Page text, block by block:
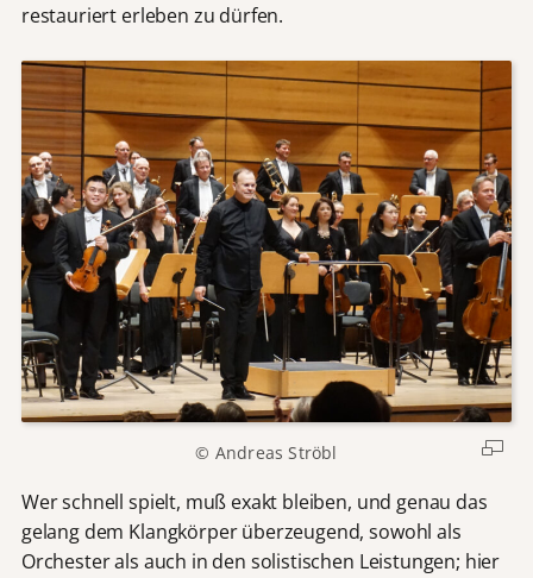
restauriert erleben zu dürfen.
© Andreas Ströbl
Wer schnell spielt, muß exakt bleiben, und genau das
gelang dem Klangkörper überzeugend, sowohl als
Orchester als auch in den solistischen Leistungen; hier